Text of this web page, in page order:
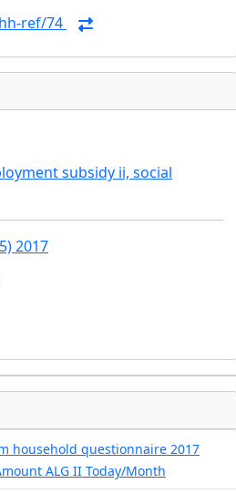
ref/74
subsidy ii, social
2017
household questionnaire 2017
ALG II Today/Month